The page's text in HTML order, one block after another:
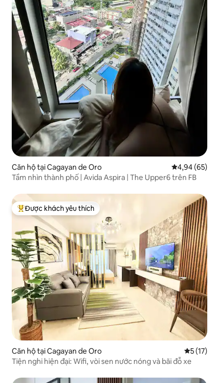
Căn hộ tại Cagayan de Oro Xếp hạng
4,94 (65)
Tầm nhìn thành phố | Avida Aspira | The Upper6 trên FB
Được khách yêu thích nhất
Được khách yêu thích
Căn hộ tại Cagayan de Oro Xếp hạng
5 (17)
Tiện nghi hiện đại: Wifi, vòi sen nước nóng và bãi đỗ xe